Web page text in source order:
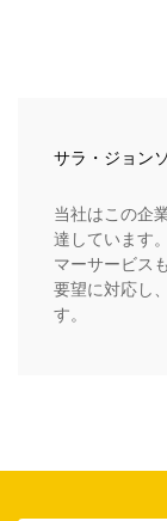
サラ・ジョン
当社はこの企
達しています
マーサービス
要望に対応し
す。